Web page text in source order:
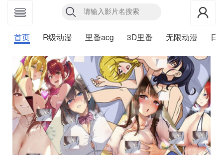
首页 R级动漫 里番acg 3D里番 无限动漫 日